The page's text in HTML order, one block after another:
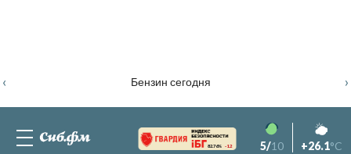
Бензин сегодня
‹ ›
82.76% -1.2 5/10 +26.1°C